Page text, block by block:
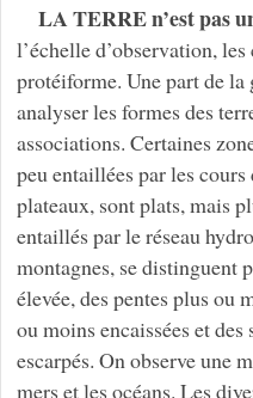
LA TERRE n’est pas
l’échelle d’observation,
protéiforme. Une part de la
analyser les formes des
associations. Certaines
peu entaillées par les cours
plateaux, sont plats, mais
entaillés par le réseau
montagnes, se distinguent
élevée, des pentes plus ou
ou moins encaissées et
escarpés. On observe une
mers et les océans. Les